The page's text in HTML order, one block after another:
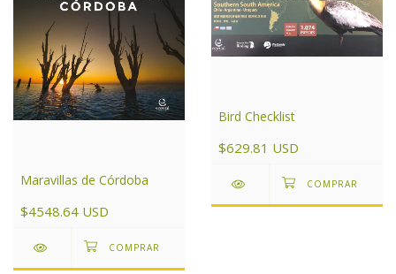
Maravillas de Córdoba
$4548.64 USD
Bird Checklist
$629.81 USD